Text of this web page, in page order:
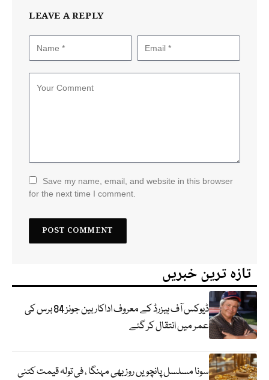
LEAVE A REPLY
Save my name, email, and website in this browser
for the next time I comment.
تازہ ترین خبریں
ڈیوکس آف ہیزرڈ کے معروف اداکار بین جونز 84 برس کی
عمر میں انتقال کر گئے
سونا مسلسل پانچویں روز بھی مہنگا ، فی تولہ قیمت کتنی